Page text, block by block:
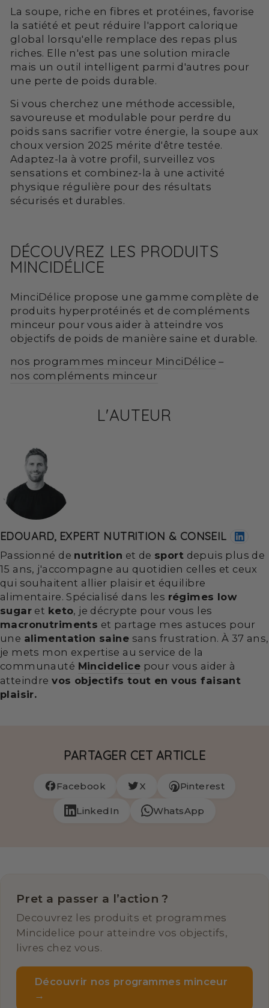
La soupe, riche en fibres et protéines, favorise
la satiété et peut réduire l'apport calorique
global lorsqu'elle remplace des repas plus
riches. Elle n'est pas une solution miracle
mais un outil intelligent parmi d'autres pour
une perte de poids durable.
Si vous cherchez une méthode accessible,
savoureuse et modulable pour perdre du
poids sans sacrifier votre énergie, la soupe aux
choux version 2025 mérite d'être testée.
Adaptez-la à votre profil, surveillez vos
sensations et combinez-la à une activité
physique régulière pour des résultats
sécurisés et durables.
DÉCOUVREZ LES PRODUITS
MINCIDÉLICE
MinciDélice propose une gamme complète de
produits hyperprotéinés et de compléments
minceur pour vous aider à atteindre vos
objectifs de poids de manière saine et durable.
nos programmes minceur MinciDélice –
nos compléments minceur
L'AUTEUR
EDOUARD, EXPERT NUTRITION & CONSEIL
Passionné de nutrition et de sport depuis plus de
15 ans, j'accompagne au quotidien celles et ceux
qui souhaitent allier plaisir et équilibre
alimentaire. Spécialisé dans les régimes low
sugar et keto, je décrypte pour vous les
macronutriments et partage mes astuces pour
une alimentation saine sans frustration. À 37 ans,
je mets mon expertise au service de la
communauté Mincidelice pour vous aider à
atteindrevos objectifs tout en vous faisant
plaisir.
PARTAGER CET ARTICLE
Facebook X Pinterest
LinkedIn WhatsApp
Pret a passer a l’action ?
Decouvrez les produits et programmes
Mincidelice pour atteindre vos objectifs,
livres chez vous.
Découvrir nos programmes minceur
→